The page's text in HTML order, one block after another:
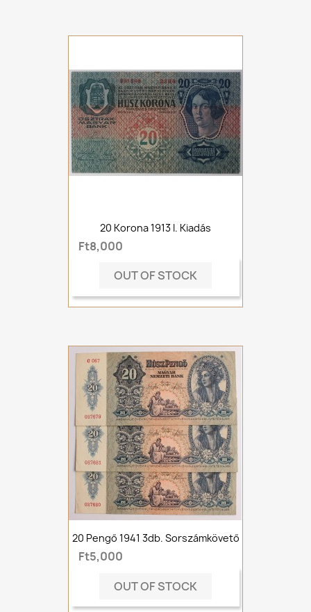
20 Korona 1913 I. Kiadás
Ft8,000
OUT OF STOCK
20 Pengő 1941 3db. Sorszámkövető
Ft5,000
OUT OF STOCK